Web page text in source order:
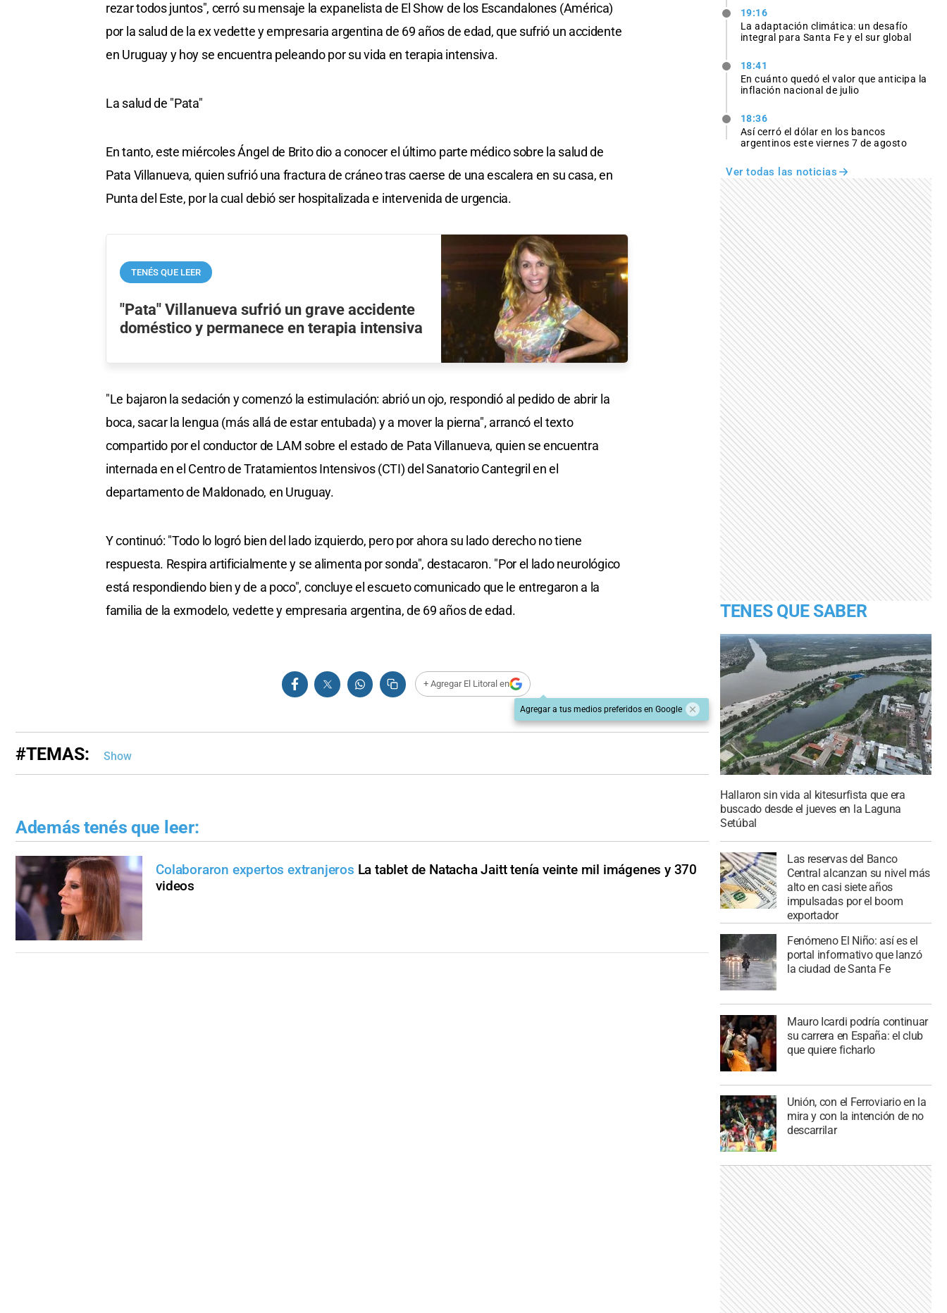
rezar todos juntos", cerró su mensaje la expanelista de El Show de los Escandalones (América)
por la salud de la ex vedette y empresaria argentina de 69 años de edad, que sufrió un accidente
en Uruguay y hoy se encuentra peleando por su vida en terapia intensiva.
La salud de "Pata"
En tanto, este miércoles Ángel de Brito dio a conocer el último parte médico sobre la salud de
Pata Villanueva, quien sufrió una fractura de cráneo tras caerse de una escalera en su casa, en
Punta del Este, por la cual debió ser hospitalizada e intervenida de urgencia.
TENÉS QUE LEER
"Pata" Villanueva sufrió un grave accidente
doméstico y permanece en terapia intensiva
"Le bajaron la sedación y comenzó la estimulación: abrió un ojo, respondió al pedido de abrir la
boca, sacar la lengua (más allá de estar entubada) y a mover la pierna", arrancó el texto
compartido por el conductor de LAM sobre el estado de Pata Villanueva, quien se encuentra
internada en el Centro de Tratamientos Intensivos (CTI) del Sanatorio Cantegril en el
departamento de Maldonado, en Uruguay.
Y continuó: "Todo lo logró bien del lado izquierdo, pero por ahora su lado derecho no tiene
respuesta. Respira artificialmente y se alimenta por sonda", destacaron. "Por el lado neurológico
está respondiendo bien y de a poco", concluye el escueto comunicado que le entregaron a la
familia de la exmodelo, vedette y empresaria argentina, de 69 años de edad.
+ Agregar El Litoral en
Agregar a tus medios preferidos en Google
#TEMAS: Show
Además tenés que leer:
Colaboraron expertos extranjeros La tablet de Natacha Jaitt tenía veinte mil imágenes y 370
videos
19:16
La adaptación climática: un desafío
integral para Santa Fe y el sur global
18:41
En cuánto quedó el valor que anticipa la
inflación nacional de julio
18:36
Así cerró el dólar en los bancos
argentinos este viernes 7 de agosto
Ver todas las noticias
TENES QUE SABER
Hallaron sin vida al kitesurfista que era
buscado desde el jueves en la Laguna
Setúbal
Las reservas del Banco
Central alcanzan su nivel más
alto en casi siete años
impulsadas por el boom
exportador
Fenómeno El Niño: así es el
portal informativo que lanzó
la ciudad de Santa Fe
Mauro Icardi podría continuar
su carrera en España: el club
que quiere ficharlo
Unión, con el Ferroviario en la
mira y con la intención de no
descarrilar